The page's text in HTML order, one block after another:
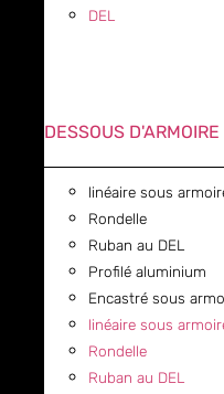
DEL
DESSOUS D'ARMOIRE
linéaire sous
Rondelle
Ruban au DEL
Profilé aluminium
Encastré sous
linéaire sous
Rondelle
Ruban au DEL